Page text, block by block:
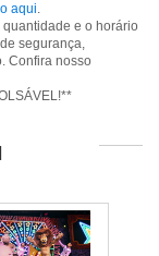
aqui.
quantidade e o horário
segurança,
Confira nosso